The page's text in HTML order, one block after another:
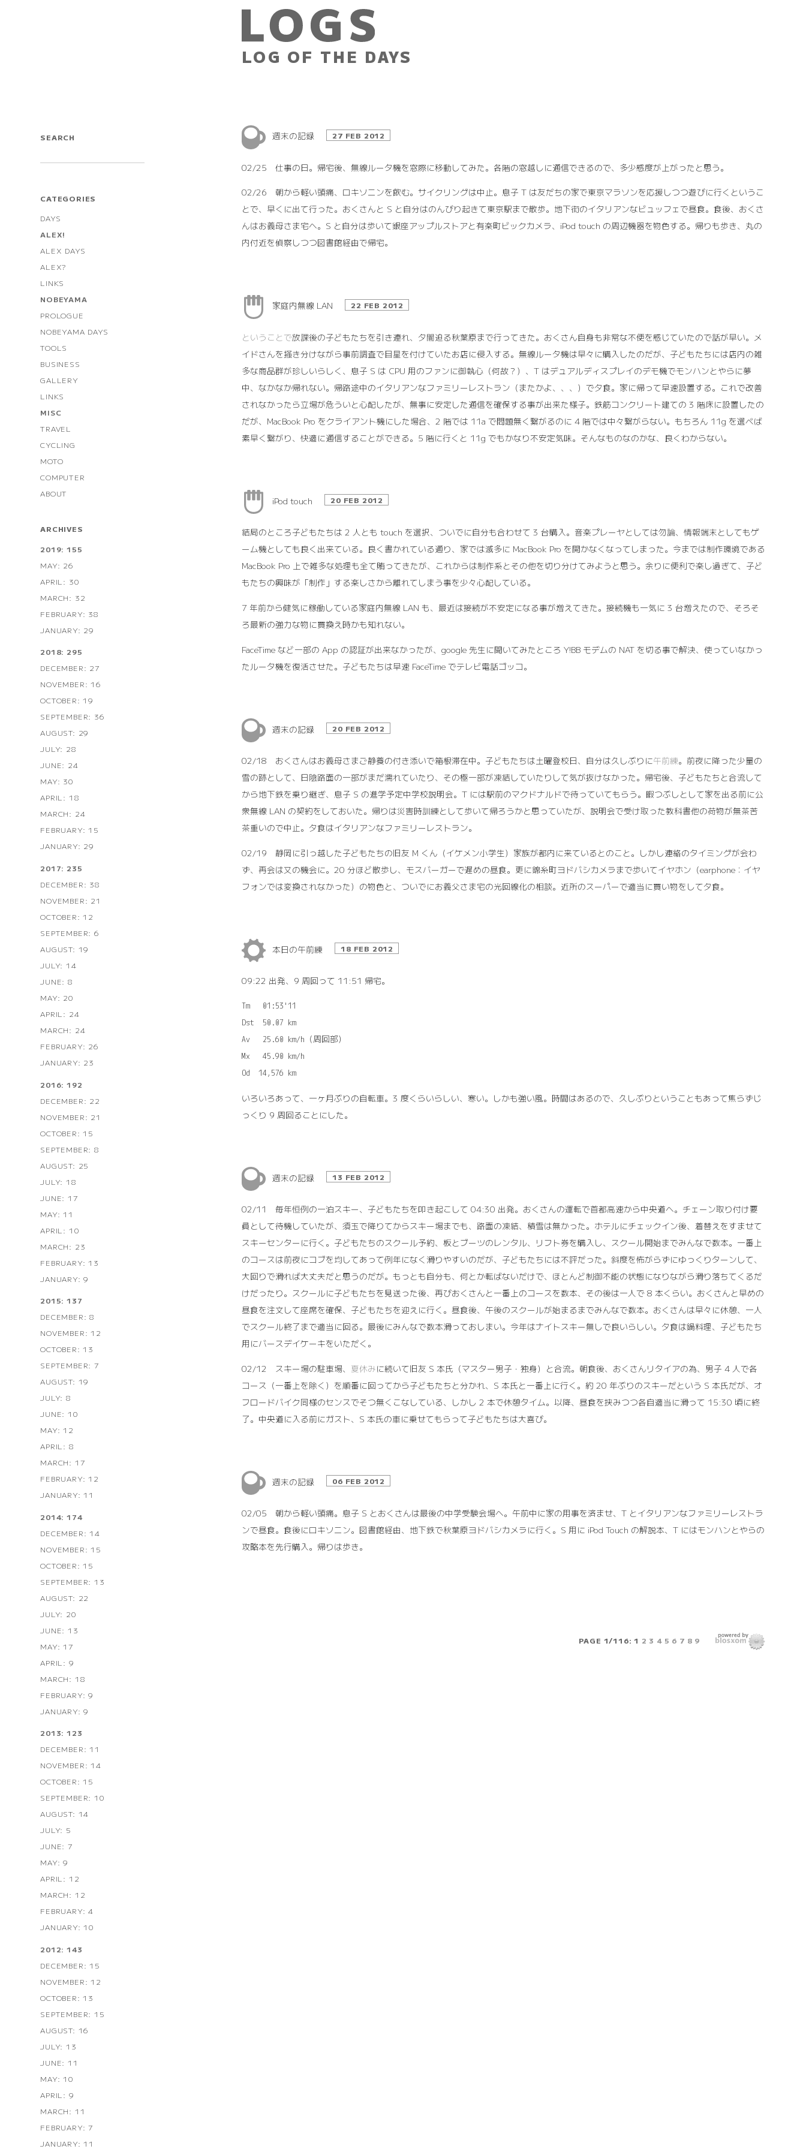
LOG OF THE DAYS
SEARCH
CATEGORIES
DAYS
ALEX!
ALEX DAYS
ALEX?
LINKS
NOBEYAMA
PROLOGUE
NOBEYAMA DAYS
TOOLS
BUSINESS
GALLERY
LINKS
MISC
TRAVEL
CYCLING
MOTO
COMPUTER
ABOUT
ARCHIVES
2019: 155
MAY: 26
APRIL: 30
MARCH: 32
FEBRUARY: 38
JANUARY: 29
2018: 295
DECEMBER: 27
NOVEMBER: 16
OCTOBER: 19
SEPTEMBER: 36
AUGUST: 29
JULY: 28
JUNE: 24
MAY: 30
APRIL: 18
MARCH: 24
FEBRUARY: 15
JANUARY: 29
2017: 235
DECEMBER: 38
NOVEMBER: 21
OCTOBER: 12
SEPTEMBER: 6
AUGUST: 19
JULY: 14
JUNE: 8
MAY: 20
APRIL: 24
MARCH: 24
FEBRUARY: 26
JANUARY: 23
2016: 192
DECEMBER: 22
NOVEMBER: 21
OCTOBER: 15
SEPTEMBER: 8
AUGUST: 25
JULY: 18
JUNE: 17
MAY: 11
APRIL: 10
MARCH: 23
FEBRUARY: 13
JANUARY: 9
2015: 137
DECEMBER: 8
NOVEMBER: 12
OCTOBER: 13
SEPTEMBER: 7
AUGUST: 19
JULY: 8
JUNE: 10
MAY: 12
APRIL: 8
MARCH: 17
FEBRUARY: 12
JANUARY: 11
2014: 174
DECEMBER: 14
NOVEMBER: 15
OCTOBER: 15
SEPTEMBER: 13
AUGUST: 22
JULY: 20
JUNE: 13
MAY: 17
APRIL: 9
MARCH: 18
FEBRUARY: 9
JANUARY: 9
2013: 123
DECEMBER: 11
NOVEMBER: 14
OCTOBER: 15
SEPTEMBER: 10
AUGUST: 14
JULY: 5
JUNE: 7
MAY: 9
APRIL: 12
MARCH: 12
FEBRUARY: 4
JANUARY: 10
2012: 143
DECEMBER: 15
NOVEMBER: 12
OCTOBER: 13
SEPTEMBER: 15
AUGUST: 16
JULY: 13
JUNE: 11
MAY: 10
APRIL: 9
MARCH: 11
FEBRUARY: 7
JANUARY: 11
週末の記録 27 FEB 2012
02/25 仕事の日。帰宅後、無線ルータ機を窓際に移動してみた。各階の窓越しに通信できるので、多少感度が上がったと思う。
02/26 朝から軽い頭痛、ロキソニンを飲む。サイクリングは中止。息子 T は友だちの家で東京マラソンを応援しつつ遊びに行くというこ
とで、早くに出て行った。おくさんと S と自分はのんびり起きて東京駅まで散歩。地下街のイタリアンなビュッフェで昼食。食後、おくさ
んはお義母さま宅へ。S と自分は歩いて銀座アップルストアと有楽町ビックカメラ、iPod touch の周辺機器を物色する。帰りも歩き、丸の
内付近を偵察しつつ図書館経由で帰宅。
家庭内無線 LAN 22 FEB 2012
ということで放課後の子どもたちを引き連れ、夕闇迫る秋葉原まで行ってきた。おくさん自身も非常な不便を感じていたので話が早い。メ
イドさんを掻き分けながら事前調査で目星を付けていたお店に侵入する。無線ルータ機は早々に購入したのだが、子どもたちには店内の雑
多な商品群が珍しいらしく、息子 S は CPU 用のファンに御執心（何故？）、T はデュアルディスプレイのデモ機でモンハンとやらに夢
中、なかなか帰れない。帰路途中のイタリアンなファミリーレストラン（またかよ、、、）で夕食。家に帰って早速設置する。これで改善
されなかったら立場が危ういと心配したが、無事に安定した通信を確保する事が出来た様子。鉄筋コンクリート建ての 3 階床に設置したの
だが、MacBook Pro をクライアント機にした場合、2 階では 11a で問題無く繋がるのに 4 階では中々繋がらない。もちろん 11g を選べば
素早く繋がり、快適に通信することができる。5 階に行くと 11g でもかなり不安定気味。そんなものなのかな、良くわからない。
iPod touch 20 FEB 2012
結局のところ子どもたちは 2 人とも touch を選択、ついでに自分も合わせて 3 台購入。音楽プレーヤとしては勿論、情報端末としてもゲ
ーム機としても良く出来ている。良く書かれている通り、家では滅多に MacBook Pro を開かなくなってしまった。今までは制作環境である
MacBook Pro 上で雑多な処理も全て賄ってきたが、これからは制作系とその他を切り分けてみようと思う。余りに便利で楽し過ぎて、子ど
もたちの興味が「制作」する楽しさから離れてしまう事を少々心配している。
7 年前から健気に稼働している家庭内無線 LAN も、最近は接続が不安定になる事が増えてきた。接続機も一気に 3 台増えたので、そろそ
ろ最新の強力な物に買換え時かも知れない。
FaceTime など一部の App の認証が出来なかったが、google 先生に聞いてみたところ Y!BB モデムの NAT を切る事で解決、使っていなかっ
たルータ機を復活させた。子どもたちは早速 FaceTime でテレビ電話ゴッコ。
週末の記録 20 FEB 2012
02/18 おくさんはお義母さまご静養の付き添いで箱根滞在中。子どもたちは土曜登校日、自分は久しぶりに午前練。前夜に降った少量の
雪の跡として、日陰路面の一部がまだ濡れていたり、その極一部が凍結していたりして気が抜けなかった。帰宅後、子どもたちと合流して
から地下鉄を乗り継ぎ、息子 S の進学予定中学校説明会。T には駅前のマクドナルドで待っていてもらう。暇つぶしとして家を出る前に公
衆無線 LAN の契約をしておいた。帰りは災害時訓練として歩いて帰ろうかと思っていたが、説明会で受け取った教科書他の荷物が無茶苦
茶重いので中止。夕食はイタリアンなファミリーレストラン。
02/19 静岡に引っ越した子どもたちの旧友 M くん（イケメン小学生）家族が都内に来ているとのこと。しかし連絡のタイミングが会わ
ず、再会は又の機会に。20 分ほど散歩し、モスバーガーで遅めの昼食。更に錦糸町ヨドバシカメラまで歩いてイヤホン（earphone：イヤ
フォンでは変換されなかった）の物色と、ついでにお義父さま宅の光回線化の相談。近所のスーパーで適当に買い物をして夕食。
本日の午前練 18 FEB 2012
09:22 出発、9 周回って 11:51 帰宅。
Tm   01:53'11
Dst  50.07 km
Av   25.60 km/h（周回部）
Mx   45.90 km/h
いろいろあって、一ヶ月ぶりの自転車。3 度くらいらしい、寒い。しかも強い風。時間はあるので、久しぶりということもあって焦らずじ
っくり 9 周回ることにした。
週末の記録 13 FEB 2012
02/11 毎年恒例の一泊スキー、子どもたちを叩き起こして 04:30 出発。おくさんの運転で首都高速から中央道へ。チェーン取り付け要
員として待機していたが、須玉で降りてからスキー場までも、路面の凍結、積雪は無かった。ホテルにチェックイン後、着替えをすませて
スキーセンターに行く。子どもたちのスクール予約、板とブーツのレンタル、リフト券を購入し、スクール開始までみんなで数本。一番上
のコースは前夜にコブを均してあって例年になく滑りやすいのだが、子どもたちには不評だった。斜度を怖がらずにゆっくりターンして、
大回りで滑れば大丈夫だと思うのだが。もっとも自分も、何とか転ばないだけで、ほとんど制御不能の状態になりながら滑り落ちてくるだ
けだったり。スクールに子どもたちを見送った後、再びおくさんと一番上のコースを数本、その後は一人で 8 本くらい。おくさんと早めの
昼食を注文して座席を確保、子どもたちを迎えに行く。昼食後、午後のスクールが始まるまでみんなで数本。おくさんは早々に休憩、一人
でスクール終了まで適当に回る。最後にみんなで数本滑っておしまい。今年はナイトスキー無しで良いらしい。夕食は鍋料理、子どもたち
用にバースデイケーキをいただく。
02/12 スキー場の駐車場、 夏休みに続いて旧友 S 本氏（マスター男子・独身）と合流。朝食後、おくさんリタイアの為、男子 4 人で各
コース（一番上を除く）を順番に回ってから子どもたちと分かれ、S 本氏と一番上に行く。約 20 年ぶりのスキーだという S 本氏だが、オ
フロードバイク同様のセンスでそつ無くこなしている、しかし 2 本で休憩タイム。以降、昼食を挟みつつ各自適当に滑って 15:30 頃に終
了。中央道に入る前にガスト、S 本氏の車に乗せてもらって子どもたちは大喜び。
週末の記録 06 FEB 2012
02/05 朝から軽い頭痛。息子 S とおくさんは最後の中学受験会場へ。午前中に家の用事を済ませ、T とイタリアンなファミリーレストラ
ンで昼食。食後にロキソニン。図書館経由、地下鉄で秋葉原ヨドバシカメラに行く。S 用に iPod Touch の解説本、T にはモンハンとやらの
攻略本を先行購入。帰りは歩き。
PAGE 1/116:1 2 3 4 5 6 7 8 9